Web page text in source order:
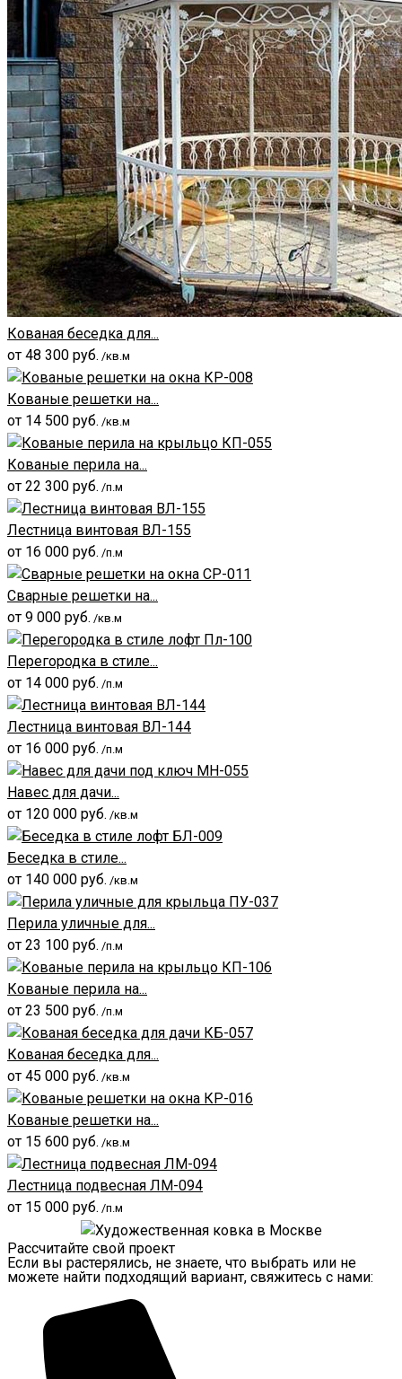
Кованая беседка для...
от 48 300 руб. /кв.м
Кованые решетки на...
от 14 500 руб. /кв.м
Кованые перила на...
от 22 300 руб. /п.м
Лестница винтовая ВЛ-155
от 16 000 руб. /п.м
Сварные решетки на...
от 9 000 руб. /кв.м
Перегородка в стиле...
от 14 000 руб. /п.м
Лестница винтовая ВЛ-144
от 16 000 руб. /п.м
Навес для дачи...
от 120 000 руб. /кв.м
Беседка в стиле...
от 140 000 руб. /кв.м
Перила уличные для...
от 23 100 руб. /п.м
Кованые перила на...
от 23 500 руб. /п.м
Кованая беседка для...
от 45 000 руб. /кв.м
Кованые решетки на...
от 15 600 руб. /кв.м
Лестница подвесная ЛМ-094
от 15 000 руб. /п.м
Рассчитайте свой проект
Если вы растерялись, не знаете, что выбрать или не
можете найти подходящий вариант, свяжитесь с нами: